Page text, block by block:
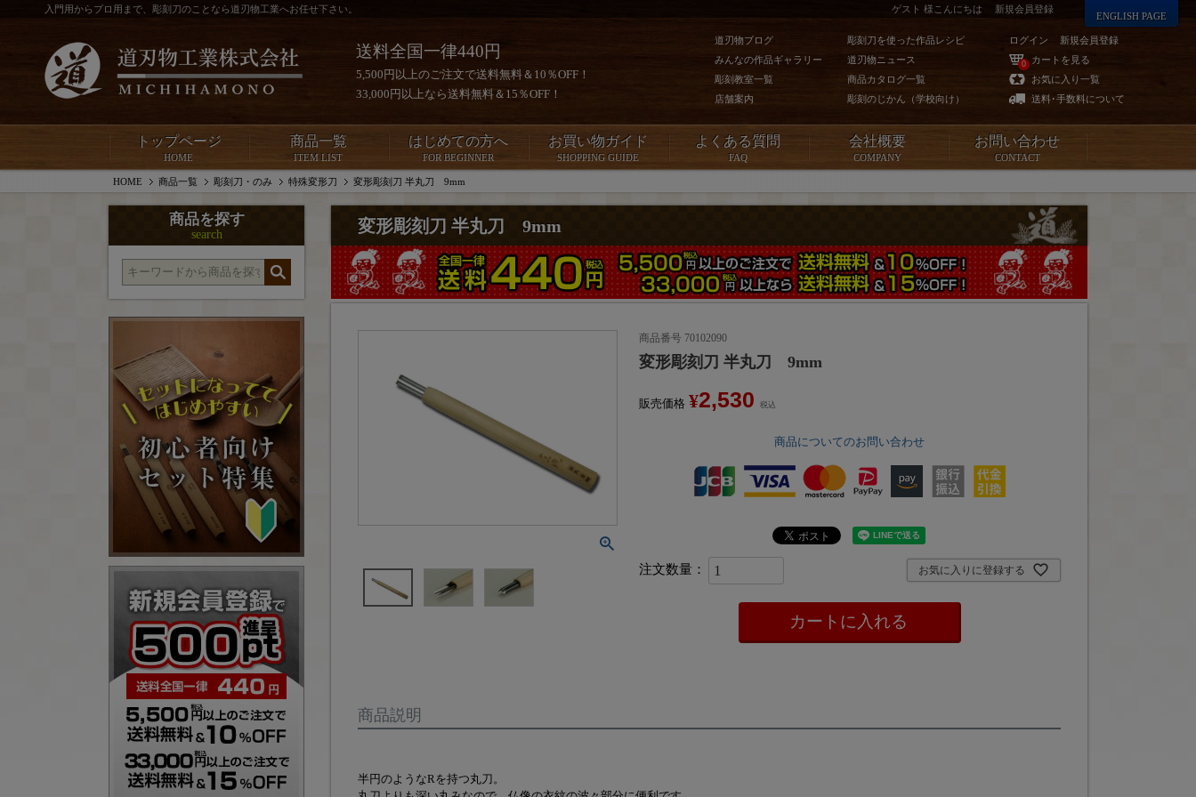
入門用からプロ用まで、彫刻刀のことなら道刃物工業へお任せ下さい。
送料全国一律440円
5,500円以上のご注文で送料無料＆10％OFF！
33,000円以上なら送料無料＆15％OFF！
道刃物ブログ
みんなの作品ギャラリー
彫刻教室一覧
店舗案内
彫刻刀を使った作品レシピ
道刃物ニュース
商品カタログ一覧
彫刻のじかん（学校向け）
ログイン 新規会員登録
0
カートを見る
お気に入り一覧
送料･手数料について
ゲスト 様こんにちは 新規会員登録
ENGLISH PAGE
トップページ
HOME
商品一覧
ITEM LIST
はじめての方へ
FOR BEGINNER
お買い物ガイド
SHOPPING GUIDE
よくある質問
FAQ
会社概要
COMPANY
お問い合わせ
CONTACT
HOME 商品一覧 彫刻刀・のみ 特殊変形刀 変形彫刻刀 半丸刀 9mm
変形彫刻刀 半丸刀 9mm
商品番号 70102090
変形彫刻刀 半丸刀 9mm
販売価格 ¥2,530 税込
商品についてのお問い合わせ
お気に入りに登録する
カートに入れる
商品説明
半円のようなRを持つ丸刀。
商品を探す
search